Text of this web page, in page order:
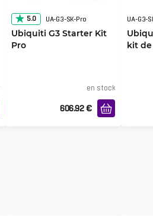
5.0 UA-G3-SK-Pro
Ubiquiti G3 Starter Kit
Pro
en stock
606.92 €
UA-G3-
kit